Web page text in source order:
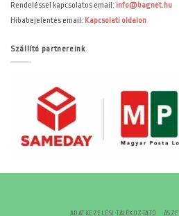
Rendeléssel kapcsolatos email: info@bagnet.hu
Hibabejelentés email: Kapcsolati oldalon
Szállító partnereink
ADATKEZELÉSI TÁJÉKOZTATÓ ÁSZF